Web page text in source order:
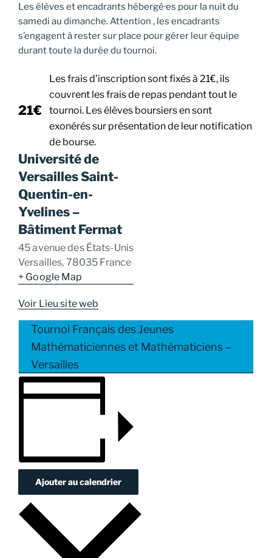
Les élèves et encadrants hébergé·es pour la nuit du
samedi au dimanche. Attention , les encadrants
s’engagent à rester sur place pour gérer leur équipe
durant toute la durée du tournoi.
21€
Les frais d’inscription sont fixés à 21€, ils
couvrent les frais de repas pendant tout le
tournoi. Les élèves boursiers en sont
exonérés sur présentation de leur notification
de bourse.
Université de
Versailles Saint-
Quentin-en-
Yvelines –
Bâtiment Fermat
45 avenue des États-Unis
Versailles, 78035 France
+ Google Map
Voir Lieu site web
Tournoi Français des Jeunes
Mathématiciennes et Mathématiciens –
Versailles
Ajouter au calendrier